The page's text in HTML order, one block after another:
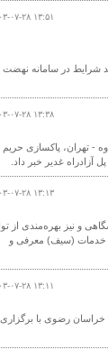
۱۴۰۳-۰۷-۲۸
۱۵ نفر از خبرنگاران استانی واجد شرایط در سامانه نهضت
۱۴۰۳-۰۷-۲۸
مسیرنما در ۴۰ کیلومتر از آزادراه ساوه - تهران،‌ پاکسازی حریم
غدیر خبر داد.
۱۴۰۳-۰۷-۲۸
و نیز بهره‌مندی از
‌خدمات (سیف) معرفی و
۱۴۰۳-۰۷-۲۸
خراسان رضوی با برگزاری